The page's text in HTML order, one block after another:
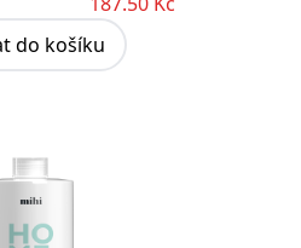
do košíku